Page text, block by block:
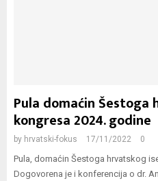
Pula domaćin
kongresa 2024. godine
by hrvatski-fokus 17/11/2022 0
Pula, domaćin Šestoga hrvatskog
Dogovorena je i konferencija o dr.